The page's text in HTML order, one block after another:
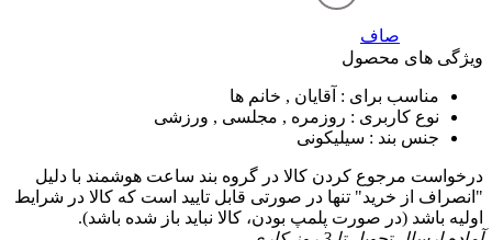
صاف
ویژگی های محصول
مناسب برای : آقایان , خانم ها
نوع کاربری : روزمره , مجلسی , ورزشی
جنس بند : سیلیکونی
درخواست مرجوع کردن کالا در گروه بند ساعت هوشمند با دلیل
"انصراف از خرید" تنها در صورتی قابل تایید است که کالا در شرایط
اولیه باشد (در صورت پلمپ بودن، کالا نباید باز شده باشد).